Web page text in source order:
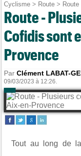
Cyclisme > Route > Route
Route -
Cofidis sont
Provence
ParClément LABAT-
09/03/2023 à 12:26.
Tout au long de